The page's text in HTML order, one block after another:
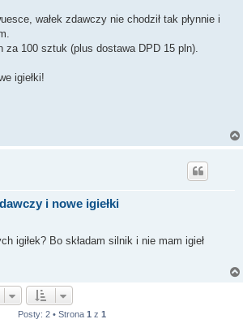
wałek zdawczy nie chodził tak płynnie i
za 100 sztuk (plus dostawa DPD 15 pln).
igiełki!
i nowe igiełki
igiłek? Bo składam silnik i nie mam igieł
Posty: 2 • Strona 1 z 1